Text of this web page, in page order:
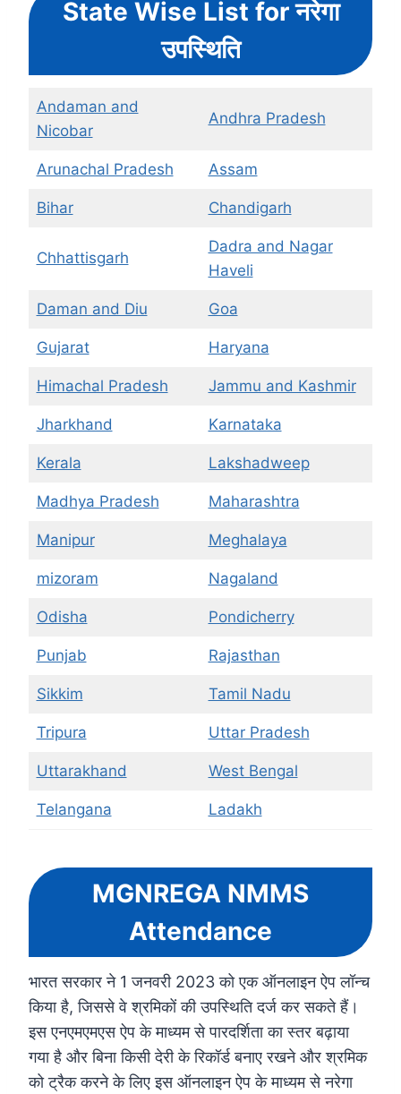
State Wise List for नरेगा
उपस्थिति
Andaman and
Nicobar
Andhra Pradesh
Arunachal Pradesh Assam
Bihar Chandigarh
Chhattisgarh
Dadra and Nagar
Haveli
Daman and Diu Goa
Gujarat Haryana
Himachal Pradesh Jammu and Kashmir
Jharkhand Karnataka
Kerala Lakshadweep
Madhya Pradesh Maharashtra
Manipur Meghalaya
mizoram Nagaland
Odisha Pondicherry
Punjab Rajasthan
Sikkim Tamil Nadu
Tripura Uttar Pradesh
Uttarakhand West Bengal
Telangana Ladakh
MGNREGA NMMS
Attendance
भारत सरकार ने 1 जनवरी 2023 को एक ऑनलाइन ऐप लॉन्च
किया है, जिससे वे श्रमिकों की उपस्थिति दर्ज कर सकते हैं।
इस एनएमएमएस ऐप के माध्यम से पारदर्शिता का स्तर बढ़ाया
गया है और बिना किसी देरी के रिकॉर्ड बनाए रखने और श्रमिक
को ट्रैक करने के लिए इस ऑनलाइन ऐप के माध्यम से नरेगा